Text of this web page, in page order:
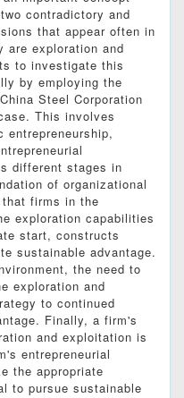
contradictory and
that appear often in
are exploration and
to investigate this
by employing the
Steel Corporation
This involves
different stages in
of organizational
firms in the
exploration capabilities
start, constructs
sustainable advantage.
the need to
exploration and
to continued
Finally, a firm's
and exploitation is
entrepreneurial
the appropriate
to pursue sustainable